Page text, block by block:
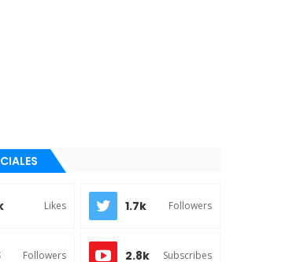
Likes 1.7k Followers
Followers 2.8k Subscribes